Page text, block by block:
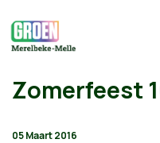
Zomerfeest
05 Maart 2016